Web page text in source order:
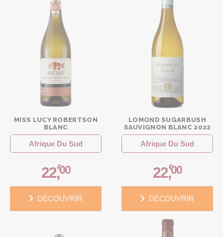
MISS LUCY ROBERTSON
BLANC
Afrique Du Sud
22
,€00
DÉCOUVRIR
LOMOND SUGARBUSH
SAUVIGNON BLANC 2022
Afrique Du Sud
22
,€00
DÉCOUVRIR